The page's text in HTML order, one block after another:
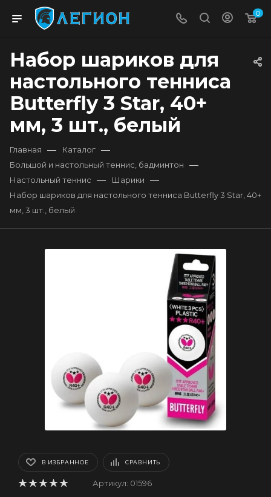
0
Набор шариков для
настольного тенниса
Butterfly 3 Star, 40+
мм, 3 шт., белый
Главная — Каталог —
Большой и настольный теннис, бадминтон —
Настольный теннис — Шарики —
Набор шариков для настольного тенниса Butterfly 3 Star, 40+
мм, 3 шт., белый
В ИЗБРАННОЕ СРАВНИТЬ
Артикул: 01596